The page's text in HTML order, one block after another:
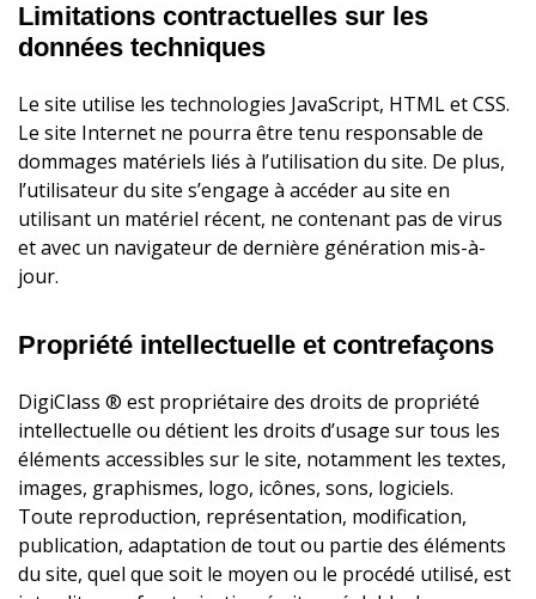
Limitations contractuelles sur les
données techniques
Le site utilise les technologies JavaScript, HTML et CSS.
Le site Internet ne pourra être tenu responsable de
dommages matériels liés à l’utilisation du site. De plus,
l’utilisateur du site s’engage à accéder au site en
utilisant un matériel récent, ne contenant pas de virus
et avec un navigateur de dernière génération mis-à-
jour.
Propriété intellectuelle et contrefaçons
DigiClass ® est propriétaire des droits de propriété
intellectuelle ou détient les droits d’usage sur tous les
éléments accessibles sur le site, notamment les textes,
images, graphismes, logo, icônes, sons, logiciels.
Toute reproduction, représentation, modification,
publication, adaptation de tout ou partie des éléments
du site, quel que soit le moyen ou le procédé utilisé, est